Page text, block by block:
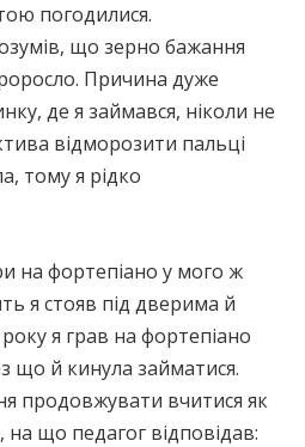
погодилися.
що зерно бажання
Причина дуже
де я займався, ніколи не
відморозити пальці
тому я рідко
на фортепіано у мого ж
я стояв під дверима й
я грав на фортепіано
що й кинула займатися.
продовжувати вчитися як
на що педагог відповідав: